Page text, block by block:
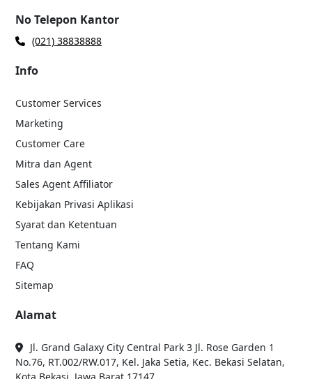
No Telepon Kantor
(021) 38838888
Info
Customer Services
Marketing
Customer Care
Mitra dan Agent
Sales Agent Affiliator
Kebijakan Privasi Aplikasi
Syarat dan Ketentuan
Tentang Kami
FAQ
Sitemap
Alamat
Jl. Grand Galaxy City Central Park 3 Jl. Rose Garden 1
No.76, RT.002/RW.017, Kel. Jaka Setia, Kec. Bekasi Selatan,